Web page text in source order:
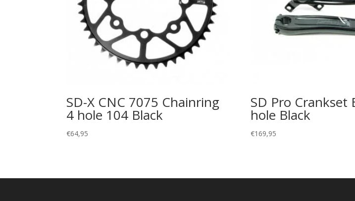
SD-X CNC 7075 Chainring
4 hole 104 Black
€64,95
SD Pro Crankset
hole Black
€169,95